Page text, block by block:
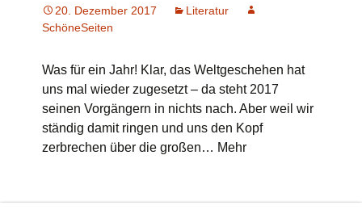
20. Dezember 2017
Literatur
SchöneSeiten
Was für ein Jahr! Klar, das Weltgeschehen hat
uns mal wieder zugesetzt – da steht 2017
seinen Vorgängern in nichts nach. Aber weil wir
ständig damit ringen und uns den Kopf
zerbrechen über die großen… Mehr